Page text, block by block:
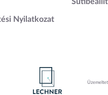
Nyilatkozat